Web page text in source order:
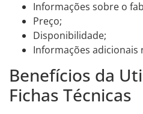
Informações sobre o
Preço;
Disponibilidade;
Informações adicionais
Benefícios da
Fichas Técnicas